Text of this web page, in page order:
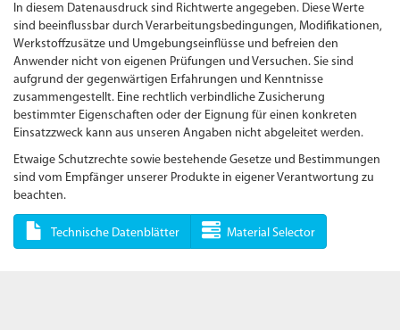
In diesem Datenausdruck sind Richtwerte angegeben. Diese Werte
sind beeinflussbar durch Verarbeitungsbedingungen, Modifikationen,
Werkstoffzusätze und Umgebungseinflüsse und befreien den
Anwender nicht von eigenen Prüfungen und Versuchen. Sie sind
aufgrund der gegenwärtigen Erfahrungen und Kenntnisse
zusammengestellt. Eine rechtlich verbindliche Zusicherung
bestimmter Eigenschaften oder der Eignung für einen konkreten
Einsatzzweck kann aus unseren Angaben nicht abgeleitet werden.
Etwaige Schutzrechte sowie bestehende Gesetze und Bestimmungen
sind vom Empfänger unserer Produkte in eigener Verantwortung zu
beachten.
Technische Datenblätter Material Selector